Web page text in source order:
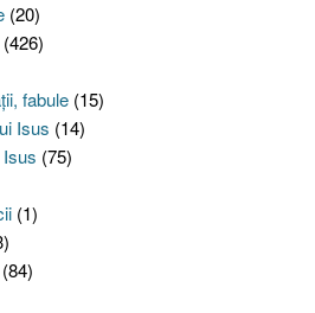
(20)
fabule(15)
Isus (14)
(75)
(1)